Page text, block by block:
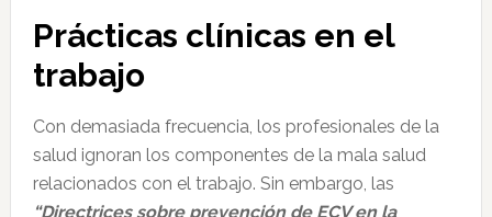
Prácticas clínicas en el
trabajo
Con demasiada frecuencia, los profesionales de la
salud ignoran los componentes de la mala salud
relacionados con el trabajo. Sin embargo, las
“Directrices sobre prevención de ECV en la